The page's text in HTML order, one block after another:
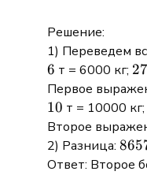
Решение:
1) Переведем
6
6 т = 6000 кг; 27
27
Первое
10
10 т = 10000 кг;
Второе
2) Разница:
-
Ответ: Второе